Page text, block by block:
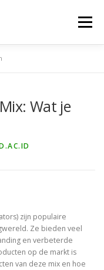
Menu
LINKS
Wat je
zijn populaire
Ze bieden veel
en verbeterde
op de markt is
van deze mix en hoe